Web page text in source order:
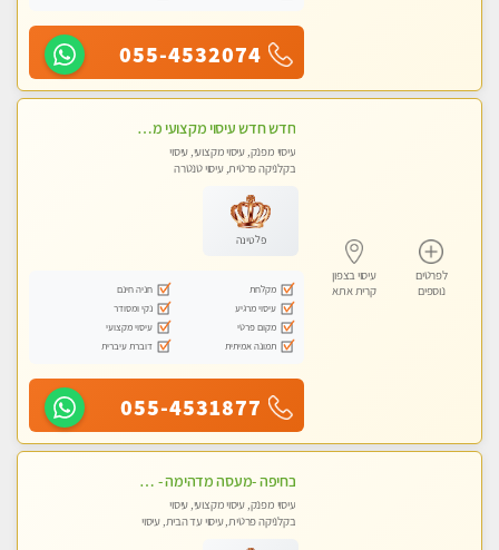
055-4532074
לפרטים
נוספים
עיסוי בצפון
קרית אתא
חדש חדש עיסוי מקצועי מפנק עיסוי עם אבנים חמות. מעסה עם תעודות. טיפול מרגיע משוחרר באווירה נעימה נקיה ומסודרת
עיסוי מפנק, עיסוי מקצועי, עיסוי
בקלניקה פרטית, עיסוי טנטרה
פלטינה
מקלחת
חניה חינם
עיסוי מרגיע
נקי ומסודר
מקום פרטי
עיסוי מקצועי
תמונה אמיתית
דוברת עיברית
055-4531877
בחיפה -מעסה מדהימה - כל סוגי העיסויים מעסה מקצועית ואיכותית פרטי!!!
עיסוי מפנק, עיסוי מקצועי, עיסוי
בקלניקה פרטית, עיסוי עד הבית, עיסוי